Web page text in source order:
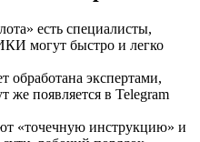
есть специалисты,
могут быстро и легко
обработана экспертами,
же появляется в Telegram
«точечную инструкцию» и